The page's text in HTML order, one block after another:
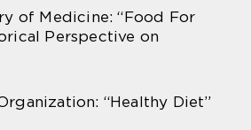
of Medicine: “Food For
Perspective on
“Healthy Diet”